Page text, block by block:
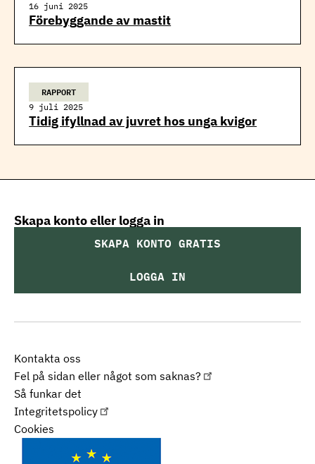
16 juni 2025
Förebyggande av mastit
RAPPORT
9 juli 2025
Tidig ifyllnad av juvret hos unga kvigor
Kontakta oss
Fel på sidan eller något som saknas?
Så funkar det
Integritetspolicy
Cookies
Skapa konto eller logga in
SKAPA KONTO GRATIS
LOGGA IN